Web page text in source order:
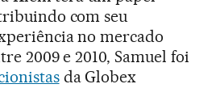
com seu
no mercado
2009 e 2010, Samuel foi
da Globex